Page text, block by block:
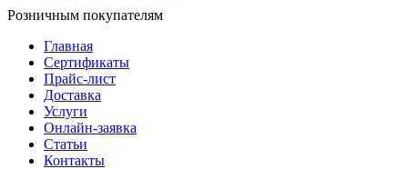
Розничным покупателям
Главная
Сертификаты
Прайс-лист
Доставка
Услуги
Онлайн-заявка
Статьи
Контакты